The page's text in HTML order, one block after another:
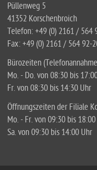
Püllenweg 5
41352 Korschenbroich
Telefon: +49 (0) 2161 / 564
Fax: +49 (0) 2161 / 564 92-
Bürozeiten
Mo. - Do. von 08:30 bis
Fr. von 08:30 bis 14:30 Uhr
Öffnungszeiten der Filiale
Mo. - Fr. von 09:30 bis
Sa. von 09:30 bis 14:00 Uhr